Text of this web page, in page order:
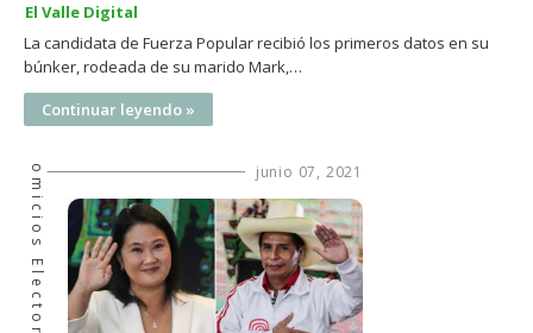
El Valle Digital
La candidata de Fuerza Popular recibió los primeros datos en su
búnker, rodeada de su marido Mark,…
Continuar leyendo »
junio 07, 2021
Comicios Electorales